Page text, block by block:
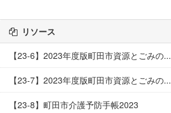
リソース
【23-6】2023年度版町田市資源とごみの...
【23-7】2023年度版町田市資源とごみの...
【23-8】町田市介護予防手帳2023